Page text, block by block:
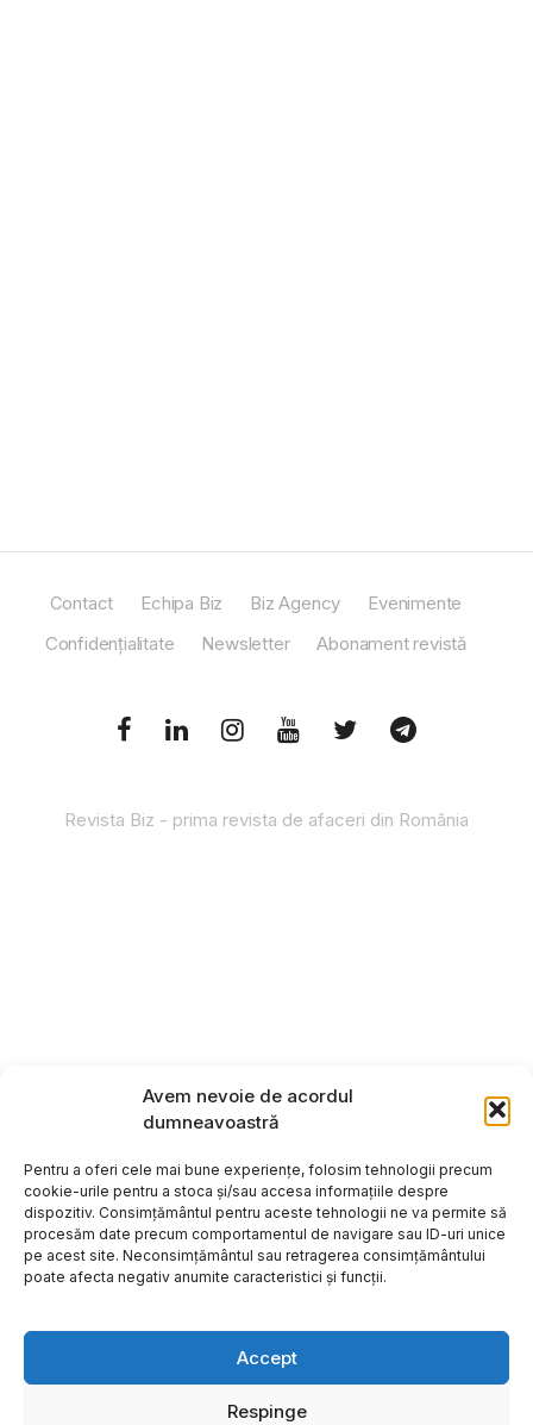
Avem nevoie de acordul
dumneavoastră
Pentru a oferi cele mai bune experiențe, folosim tehnologii precum
cookie-urile pentru a stoca și/sau accesa informațiile despre
dispozitiv. Consimțământul pentru aceste tehnologii ne va permite să
procesăm date precum comportamentul de navigare sau ID-uri unice
pe acest site. Neconsimțământul sau retragerea consimțământului
poate afecta negativ anumite caracteristici și funcții.
Accept
Respinge
Contact Echipa Biz Biz Agency
Evenimente
Confidențialitate
Newsletter Abonament revistă
Revista Biz - prima revista de afaceri din România